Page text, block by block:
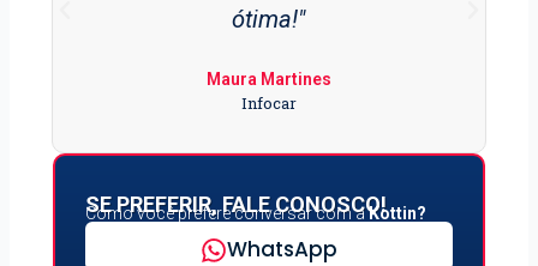
ótima!"
Maura Martines
Infocar
SE PREFERIR, FALE CONOSCO!
Como você prefere conversar com aKottin?
WhatsApp